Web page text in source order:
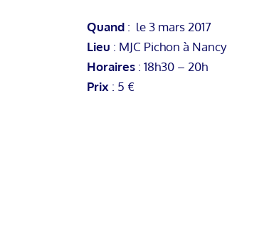
Quand : le 3 mars 2017
Lieu : MJC Pichon à Nancy
Horaires : 18h30 – 20h
Prix : 5 €